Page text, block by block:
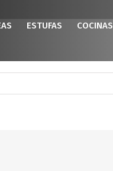
ESTUFAS COCINAS